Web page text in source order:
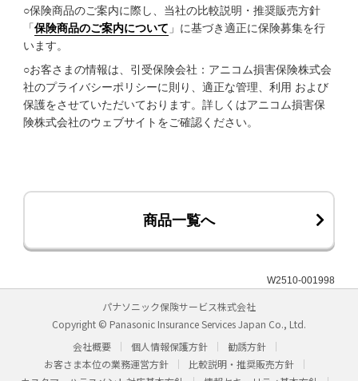
○保険商品のご案内に際し、当社の比較説明・推奨販売方針
「保険商品のご案内について 」に基づき適正に保険募集を行
います。
○お客さまの情報は、引受保険会社：アニコム損害保険株式会
社のプライバシーポリシーに則り、適正な管理、利用 および
保護をさせていただいております。詳しくはアニコム損害保
険株式会社のウェブサイトをご確認ください。
商品一覧へ
W2510-001998
パナソニック保険サービス株式会社
Copyright © Panasonic Insurance Services Japan Co., Ltd.
会社概要
個人情報保護方針
勧誘方針
お客さま本位の業務運営方針
比較説明・推奨販売方針